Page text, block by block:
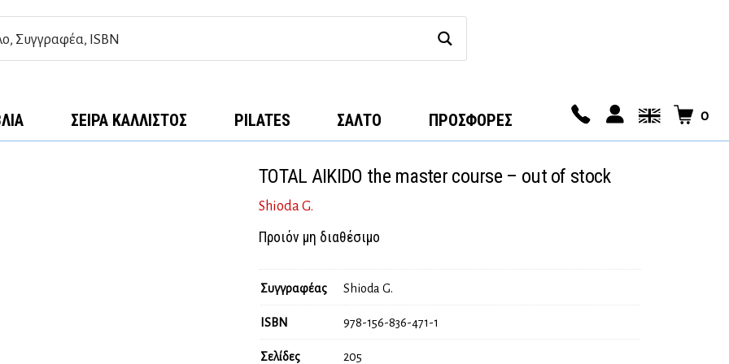
ΣΕΙΡΆ ΚΆΛΛΙΣΤΟΣ PILATES ΣΑΛΤΟ ΠΡΟΣΦΟΡΕΣ 0
TOTAL AIKIDO the master course – out of stock
Shioda G.
Προιόν μη διαθέσιμο
Συγγραφέας Shioda G.
ISBN 978-156-836-471-1
Σελίδες 205